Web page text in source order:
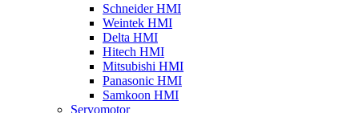
Schneider HMI
Weintek HMI
Delta HMI
Hitech HMI
Mitsubishi HMI
Panasonic HMI
Samkoon HMI
Servomotor